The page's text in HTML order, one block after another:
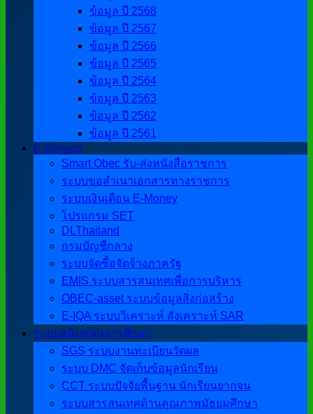
ข้อมูล ปี 2568
ข้อมูล ปี 2567
ข้อมูล ปี 2566
ข้อมูล ปี 2565
ข้อมูล ปี 2564
ข้อมูล ปี 2563
ข้อมูล ปี 2562
ข้อมูล ปี 2561
E-Service
Smart Obec รับ-ส่งหนังสือราชการ
ระบบขอสำเนาเอกสารทางราชการ
ระบบเงินเดือน E-Money
โปรแกรม SET
DLThailand
กรมบัญชีกลาง
ระบบจัดซื้อจัดจ้างภาครัฐ
EMIS ระบบสารสนเทศเพื่อการบริหาร
OBEC-asset ระบบข้อมูลสิ่งก่อสร้าง
E-IQA ระบบวิเคราะห์ สังเคราะห์ SAR
ระบบสนับสนุนการศึกษา
SGS ระบบงานทะเบียนวัดผล
ระบบ DMC จัดเก็บข้อมูลนักเรียน
CCT ระบบปัจจัยพื้นฐาน นักเรียนยากจน
ระบบสารสนเทศด้านคุณภาพมัธยมศึกษา